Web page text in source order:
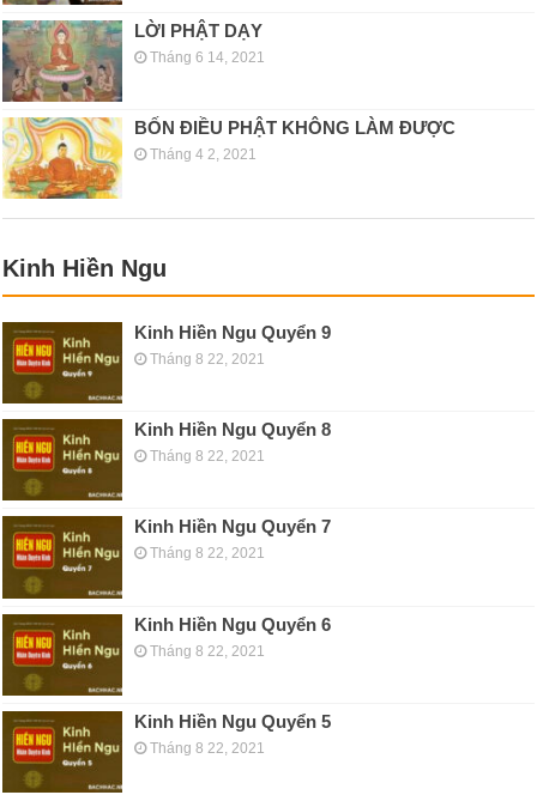
LỜI PHẬT DẠY
Tháng 6 14, 2021
BỐN ĐIỀU PHẬT KHÔNG LÀM ĐƯỢC
Tháng 4 2, 2021
Kinh Hiền Ngu
Kinh Hiền Ngu Quyển 9
Tháng 8 22, 2021
Kinh Hiền Ngu Quyển 8
Tháng 8 22, 2021
Kinh Hiền Ngu Quyển 7
Tháng 8 22, 2021
Kinh Hiền Ngu Quyển 6
Tháng 8 22, 2021
Kinh Hiền Ngu Quyển 5
Tháng 8 22, 2021